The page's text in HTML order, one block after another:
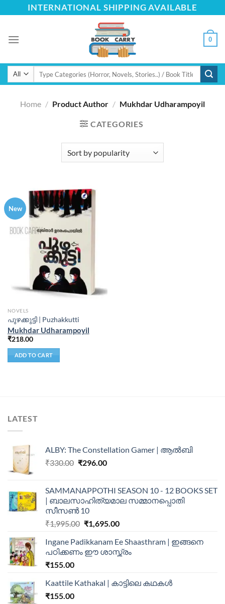
to
INTERNATIONAL SHIPPING AVAILABLE
0
Search
Home / Product Author / Mukhdar Udharampoyil
CATEGORIES
New
NOVELS
പുഴക്കുട്ടി | Puzhakkutti
Mukhdar Udharampoyil
₹218.00
ADD TO CART
LATEST
ALBY: The Constellation Gamer | ആൽബി
₹330.00 ₹296.00
SAMMANAPPOTHI SEASON 10 - 12 BOOKS SET
| ബാലസാഹിത്യമാല സമ്മാനപ്പൊതി
സീസൺ 10
₹1,995.00 ₹1,695.00
Ingane Padikkanam Ee Shaasthram | ഇങ്ങനെ
പഠിക്കണം ഈ ശാസ്ത്രം
₹155.00
Kaattile Kathakal | കാട്ടിലെ കഥകള്‍
₹155.00